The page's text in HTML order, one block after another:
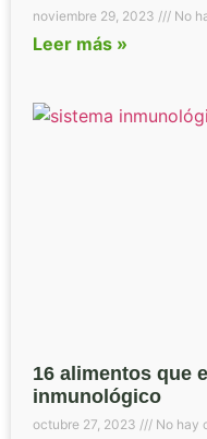
noviembre 29, 2023 No
Leer más »
16 alimentos que
inmunológico
octubre 27, 2023 No hay